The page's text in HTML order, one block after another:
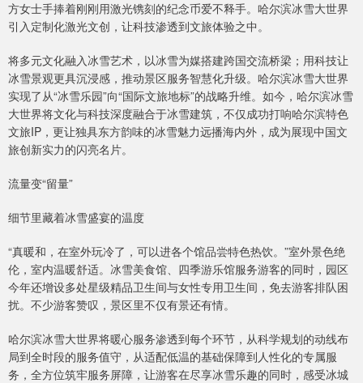
方女士手捧着刚刚用激光镌刻的纪念币爱不释手。哈尔滨冰雪大世界
引入定制化激光文创，让科技渗透到文旅体验之中。
将多元文化融入冰雪艺术，以冰雪为媒搭建跨国交流桥梁；用科技让
冰雪景观更具沉浸感，推动景区服务智慧化升级。哈尔滨冰雪大世界
实现了从“冰雪乐园”向“国际文旅地标”的战略升维。如今，哈尔滨冰雪
大世界将文化与科技深度融合于冰雪建筑，不仅成功打响哈尔滨特色
文旅IP，更让独具东方韵味的冰雪魅力远播海内外，成为展现中国文
旅创新实力的闪亮名片。
流量变“留量”
细节里藏着冰雪盛宴的温度
“真暖和，在室外玩冷了，可以进各个馆品尝特色热饮。”室外景色绝
伦，室内温暖舒适。冰雪美食馆、四季游乐馆服务游客的同时，园区
今年还增设多处星级精品卫生间与女性专用卫生间，免去游客排队困
扰。不少游客赞叹，景区里不仅有景还有情。
哈尔滨冰雪大世界将暖心服务渗透到每个环节，从科学规划的动线布
局到全时段的服务值守，从适配低温的基础保障到人性化的专属服
务，全方位筑牢服务屏障，让游客在尽享冰雪乐趣的同时，感受冰城